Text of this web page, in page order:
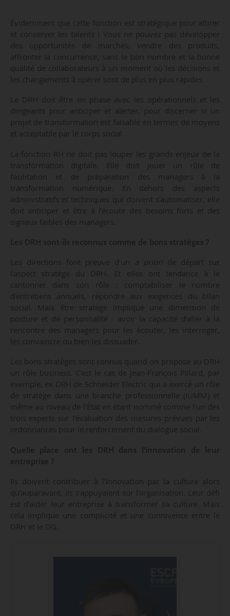
Évidemment que cette fonction est stratégique pour attirer
et conserver les talents ! Vous ne pouvez pas développer
des opportunités de marchés, vendre des produits,
affronter la concurrence, sans le bon nombre et la bonne
qualité de collaborateurs à un moment où les décisions et
les changements à opérer sont de plus en plus rapides.
Le DRH doit être en phase avec les opérationnels et les
dirigeants pour anticiper et alerter, pour discerner si un
projet de transformation est faisable en termes de moyens
et acceptable par le corps social.
La fonction RH ne doit pas louper les grands enjeux de la
transformation digitale. Elle doit jouer un rôle de
facilitation et de préparation des managers à la
transformation numérique. En dehors des aspects
administratifs et techniques qui doivent s’automatiser, elle
doit anticiper et être à l’écoute des besoins forts et des
signaux faibles des managers.
Les DRH sont-ils reconnus comme de bons stratèges ?
Les directions font preuve d’un
a priori de départ sur
l’aspect stratège du DRH. Et elles ont tendance à le
cantonner dans son rôle : comptabiliser le nombre
d’entretiens annuels, répondre aux exigences du bilan
social. Mais être stratège implique une dimension de
posture et de personnalité : avoir la capacité d’aller à la
rencontre des managers pour les écouter, les interroger,
les convaincre ou bien les dissuader.
Les bons stratèges sont connus quand on propose au DRH
un rôle business. C’est le cas de Jean-François Pillard, par
exemple, ex DRH de Schneider Electric qui a exercé un rôle
de stratège dans une branche professionnelle (IUMM) et
même au niveau de l’État en étant nommé comme l’un des
trois experts sur l’évaluation des mesures prévues par les
ordonnances pour le renforcement du dialogue social.
Quelle place ont les DRH dans l’innovation de leur
entreprise ?
Ils doivent contribuer à l’innovation par la culture alors
qu’auparavant, ils s’appuyaient sur l’organisation. Leur défi
est d’aider leur entreprise à transformer sa culture. Mais
cela implique une complicité et une connivence entre le
DRH et le DG.